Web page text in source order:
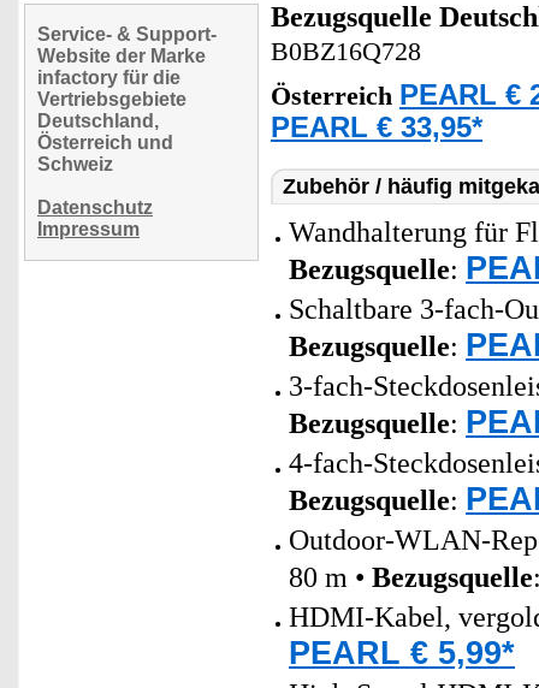
Service- & Support-
Website der Marke
infactory für die
Vertriebsgebiete
Deutschland,
Österreich und
Schweiz
Datenschutz
Impressum
Bezugsquelle
B0BZ16Q728
Österreich PEARL €
PEARL € 33,95*
Zubehör / häufig
Wandhalterung für
Bezugsquelle:
Schaltbare 3-fach-
Bezugsquelle:
3-fach-
Bezugsquelle:
4-fach-
Bezugsquelle:
Outdoor-WLAN-
80 m • Bezugsquelle
HDMI-Kabel,
PEARL € 5,99*